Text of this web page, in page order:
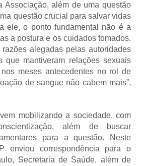
Associação, além de uma questão
questão crucial para salvar vidas
ele, o ponto fundamental não é a
a postura e os cuidados tomados.
razões alegadas pelas autoridades
que mantiveram relações sexuais
meses antecedentes no rol de
de sangue não cabem mais”,
mobilizando a sociedade, com
além de buscar
para a questão. Neste
enviou correspondência para o
Secretaria de Saúde, além de